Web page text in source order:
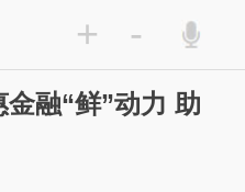
+ -
融“鲜”动力 助